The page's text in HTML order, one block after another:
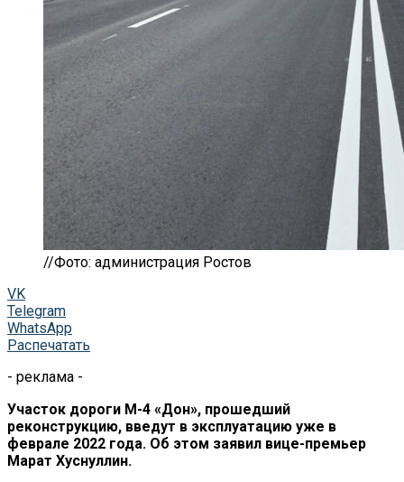
//Фото: администрация Ростов
VK
Telegram
WhatsApp
Распечатать
- реклама -
Участок дороги М-4 «Дон», прошедший
реконструкцию, введут в эксплуатацию уже в
феврале 2022 года. Об этом заявил вице-премьер
Марат Хуснуллин.